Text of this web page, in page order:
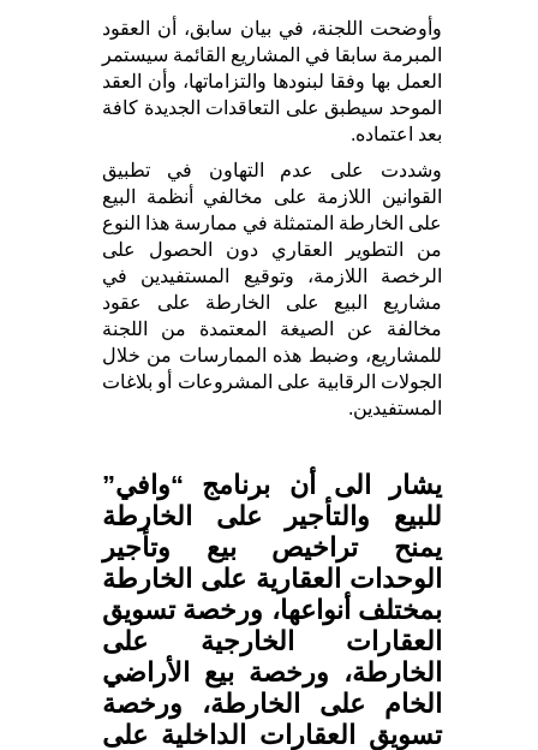
وأوضحت اللجنة، في بيان سابق، أن العقود
المبرمة سابقا في المشاريع القائمة سيستمر
العمل بها وفقا لبنودها والتزاماتها، وأن العقد
الموحد سيطبق على التعاقدات الجديدة كافة
بعد اعتماده.
وشددت على عدم التهاون في تطبيق
القوانين اللازمة على مخالفي أنظمة البيع
على الخارطة المتمثلة في ممارسة هذا النوع
من التطوير العقاري دون الحصول على
الرخصة اللازمة، وتوقيع المستفيدين في
مشاريع البيع على الخارطة على عقود
مخالفة عن الصيغة المعتمدة من اللجنة
للمشاريع، وضبط هذه الممارسات من خلال
الجولات الرقابية على المشروعات أو بلاغات
المستفيدين.
يشار الى أن برنامج “وافي”
للبيع والتأجير على الخارطة
يمنح تراخيص بيع وتأجير
الوحدات العقارية على الخارطة
بمختلف أنواعها، ورخصة تسويق
العقارات الخارجية على
الخارطة، ورخصة بيع الأراضي
الخام على الخارطة، ورخصة
تسويق العقارات الداخلية على